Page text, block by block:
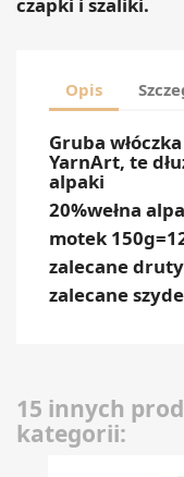
Opis
Gruba
YarnArt, te
alpaki
20%wełna
motek
zalecane
zalecane
15 innych
kategorii: